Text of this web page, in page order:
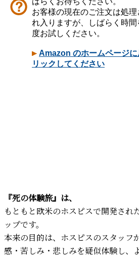
『死の体験旅』は、
もともと欧米のホスピスで開発され
ップです。
本来の目的は、ホスピスのスタッフ
感・苦しみ・悲しみを疑似体験し、